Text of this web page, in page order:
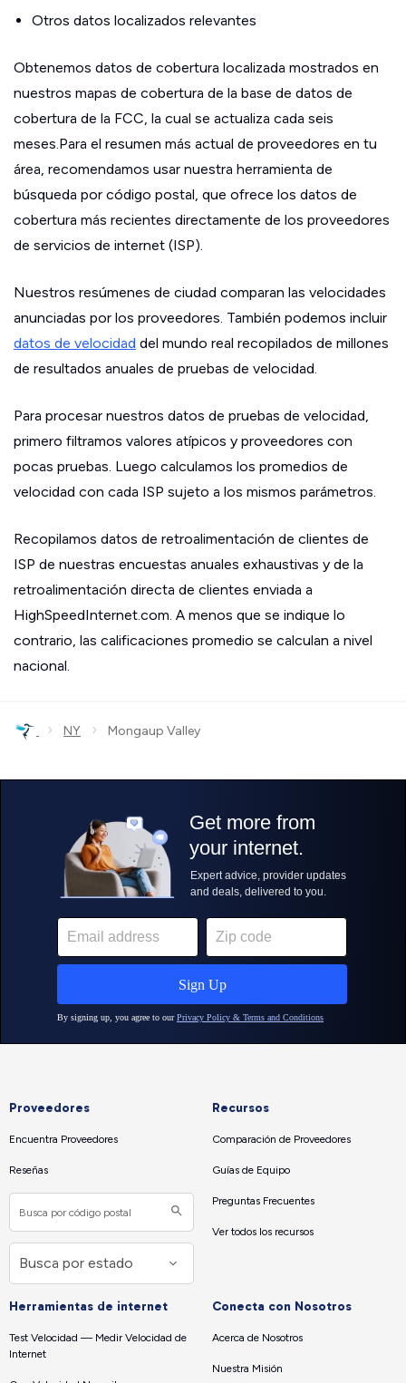
Otros datos localizados relevantes
Obtenemos datos de cobertura localizada mostrados en
nuestros mapas de cobertura de la base de datos de
cobertura de la FCC, la cual se actualiza cada seis
meses.Para el resumen más actual de proveedores en tu
área, recomendamos usar nuestra herramienta de
búsqueda por código postal, que ofrece los datos de
cobertura más recientes directamente de los proveedores
de servicios de internet (ISP).
Nuestros resúmenes de ciudad comparan las velocidades
anunciadas por los proveedores. También podemos incluir
datos de velocidad del mundo real recopilados de millones
de resultados anuales de pruebas de velocidad.
Para procesar nuestros datos de pruebas de velocidad,
primero filtramos valores atípicos y proveedores con
pocas pruebas. Luego calculamos los promedios de
velocidad con cada ISP sujeto a los mismos parámetros.
Recopilamos datos de retroalimentación de clientes de
ISP de nuestras encuestas anuales exhaustivas y de la
retroalimentación directa de clientes enviada a
HighSpeedInternet.com. A menos que se indique lo
contrario, las calificaciones promedio se calculan a nivel
nacional.
› NY › Mongaup Valley
Proveedores
Encuentra Proveedores
Reseñas
Recursos
Comparación de Proveedores
Guías de Equipo
Preguntas Frecuentes
Ver todos los recursos
Herramientas de internet
Test Velocidad — Medir Velocidad de
Internet
Conecta con Nosotros
Acerca de Nosotros
Nuestra Misión